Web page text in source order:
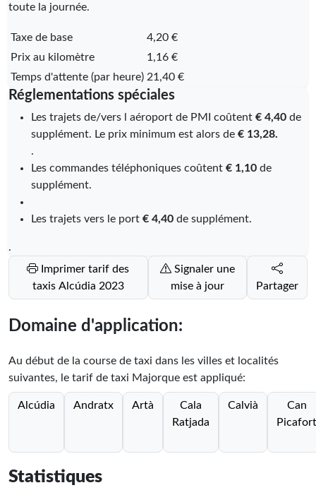
toute la journée.
Taxe de base
4,20 €
Prix au kilomètre
1,16 €
Temps d'attente (par heure) 21,40 €
Réglementations spéciales
Les trajets de/vers l aéroport de PMI coûtent € 4,40 de
supplément. Le prix minimum est alors de € 13,28.
.
Les commandes téléphoniques coûtent € 1,10 de
supplément.
Les trajets vers le port € 4,40 de supplément.
.
taxis Alcúdia 2023
Signaler une
mise à jour
Partager
Domaine d'application:
Au début de la course de taxi dans les villes et localités
suivantes, le tarif de taxi Majorque est appliqué:
Alcúdia Andratx Artà
Cala
Ratjada
Calvià
Can
Picafort
Statistiques